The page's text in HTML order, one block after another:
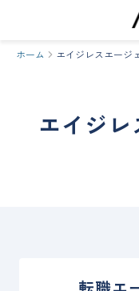
ホーム エイジレスエージ
エイジ